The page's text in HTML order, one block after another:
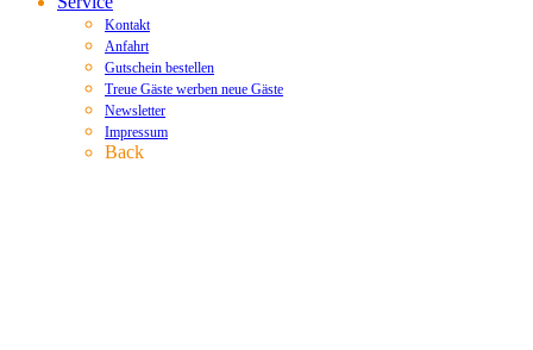
Kontakt
Anfahrt
Gutschein bestellen
Treue Gäste werben neue Gäste
Newsletter
Impressum
Back